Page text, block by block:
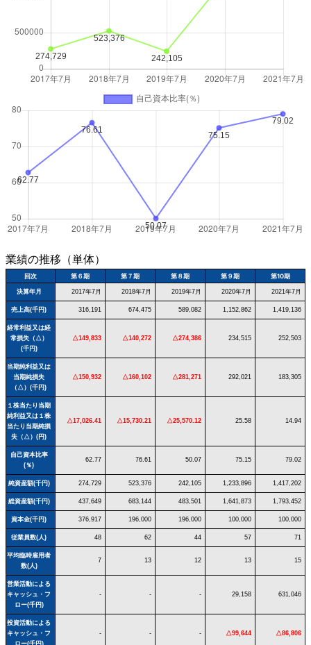
業績の推移（単体）
回次 第６期 第７期 第８期 第９期 第10期
決算年月 2017年7月 2018年7月 2019年7月 2020年7月 2021年7月
売上高(千円) 316,191 674,475 589,082 1,152,862 1,419,136
経常利益又は経
常損失（△）
(千円)
△149,833 △140,272 △274,386 234,515 252,503
当期純利益又は
当期純損失
（△）(千円)
△150,932 △160,102 △281,271 292,021 183,305
１株当たり当期
純利益又は１株
当たり当期純損
失（△）(円)
△17,026.41 △15,730.21 △25,570.12 25.58 14.94
自己資本比率
(％)
62.77 76.61 50.07 75.15 79.02
純資産額(千円) 274,729 523,376 242,105 1,233,896 1,417,202
総資産額(千円) 437,649 683,144 483,501 1,641,873 1,793,452
資本金(千円) 376,917 196,000 196,000 100,000 100,000
従業員数(人) 48 62 44 57 71
平均臨時雇用者
数(人)
7 13 12 13 15
営業活動による
キャッシュ・フ
ロー(千円)
- - - 29,158 631,046
投資活動による
キャッシュ・フ
ロー(千円)
- - - △99,644 △86,806